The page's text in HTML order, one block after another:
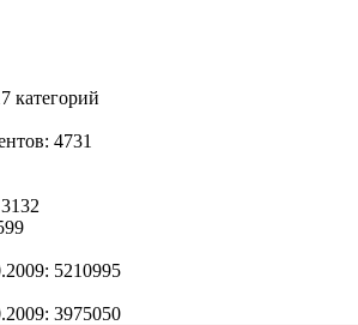
категорий
4731
5210995
3975050